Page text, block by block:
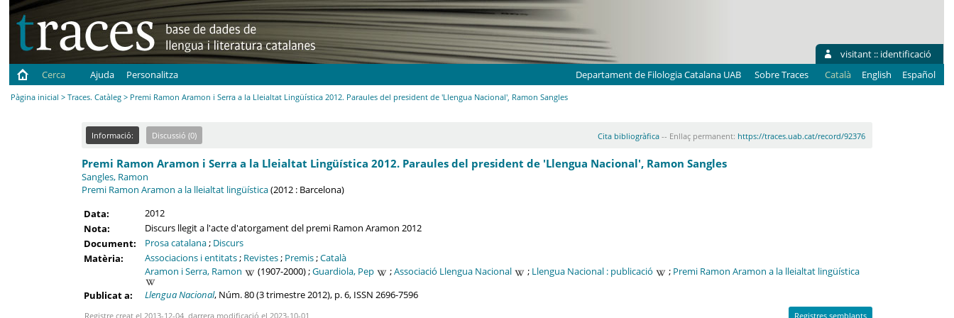
visitant :: identificació
Cerca
Ajuda Personalitza Departament de Filologia Catalana UAB Sobre Traces Català English Español
Pàgina inicial >Traces. Catàleg > Premi Ramon Aramon i Serra a la Lleialtat Lingüística 2012. Paraules del president de 'Llengua Nacional', Ramon Sangles
Informació: Discussió (0) Cita bibliogràfica-- Enllaç permanent: https://traces.uab.cat/record/92376
Premi Ramon Aramon i Serra a la Lleialtat Lingüística 2012. Paraules del president de 'Llengua Nacional', Ramon Sangles
Sangles, Ramon
Premi Ramon Aramon a la lleialtat lingüística(2012 : Barcelona)
Data:
2012
Nota:
Discurs llegit a l'acte d'atorgament del premi Ramon Aramon 2012
Document:
Prosa catalana; Discurs
Matèria:
Associacions i entitats; Revistes; Premis;Català
Aramon i Serra, Ramon
(1907-2000) ;Guardiola, Pep ;Associació Llengua Nacional ; Llengua Nacional : publicació ; Premi Ramon Aramon a la lleialtat lingüística
Publicat a:
Llengua Nacional, Núm. 80 (3 trimestre 2012), p. 6, ISSN 2696-7596
Registre creat el 2013-12-04, darrera modificació el 2023-10-01 Registres semblants